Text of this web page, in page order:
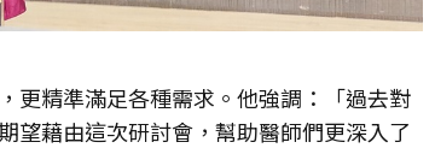
更精準滿足各種需求。他強調：「過去對
望藉由這次研討會，幫助醫師們更深入了